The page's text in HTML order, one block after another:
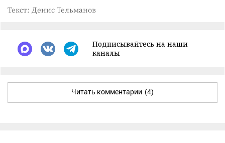
Текст: Денис Тельманов
Подписывайтесь на наши
каналы
Читать комментарии (4)